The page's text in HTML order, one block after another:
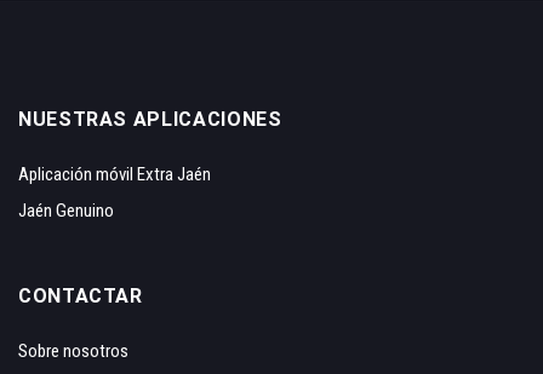
NUESTRAS APLICACIONES
Aplicación móvil Extra Jaén
Jaén Genuino
CONTACTAR
Sobre nosotros